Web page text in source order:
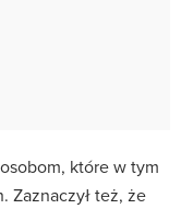
które w tym
Zaznaczył też, że